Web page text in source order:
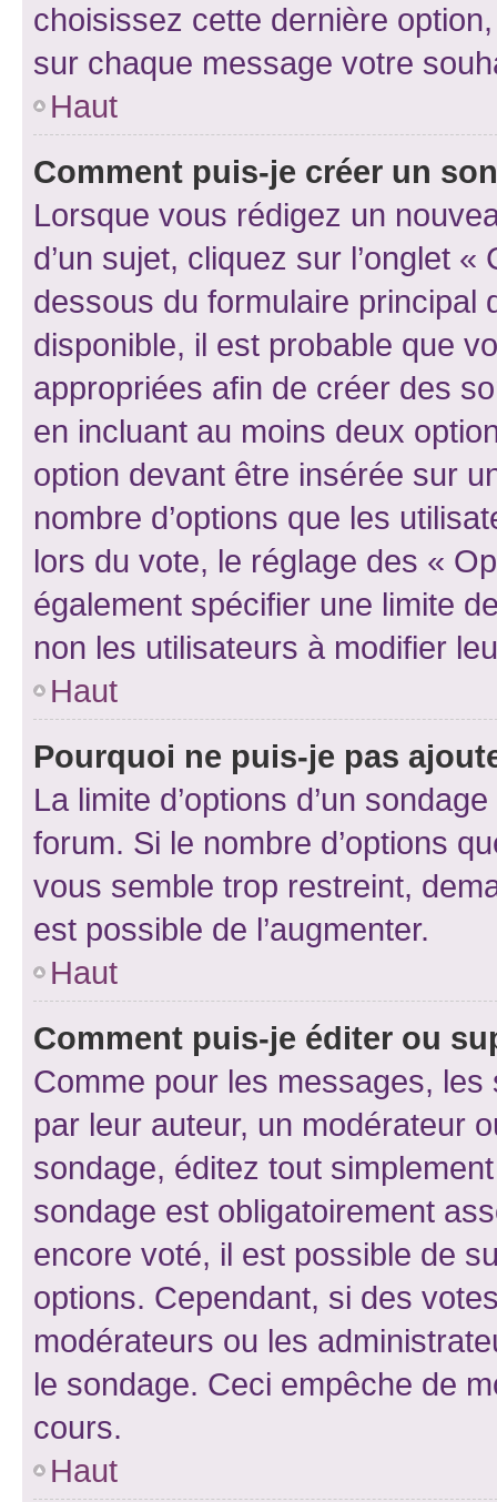
choisissez cette dernière
sur chaque message votre
Haut
Comment puis-je créer un
Lorsque vous rédigez un
d’un sujet, cliquez sur l’onglet
dessous du formulaire principal
disponible, il est probable que
appropriées afin de créer des
en incluant au moins deux
option devant être insérée sur
nombre d’options que les
lors du vote, le réglage des «
également spécifier une limite
non les utilisateurs à modifier
Haut
Pourquoi ne puis-je pas
La limite d’options d’un
forum. Si le nombre d’options
vous semble trop restreint,
est possible de l’augmenter.
Haut
Comment puis-je éditer ou
Comme pour les messages,
par leur auteur, un modérateur
sondage, éditez tout
sondage est obligatoirement
encore voté, il est possible de
options. Cependant, si des
modérateurs ou les
le sondage. Ceci empêche de
cours.
Haut